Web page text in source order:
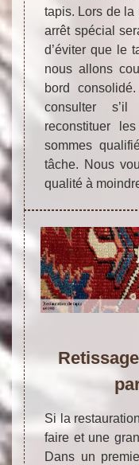
tapis. Lors de la
arrêt spécial
d’éviter que le
nous allons
bord
consulter
reconstituer
sommes
tâche. Nous
qualité à
Si la
faire et une
Dans un